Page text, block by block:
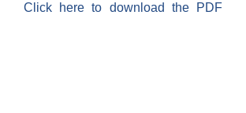
Click here to download the PDF